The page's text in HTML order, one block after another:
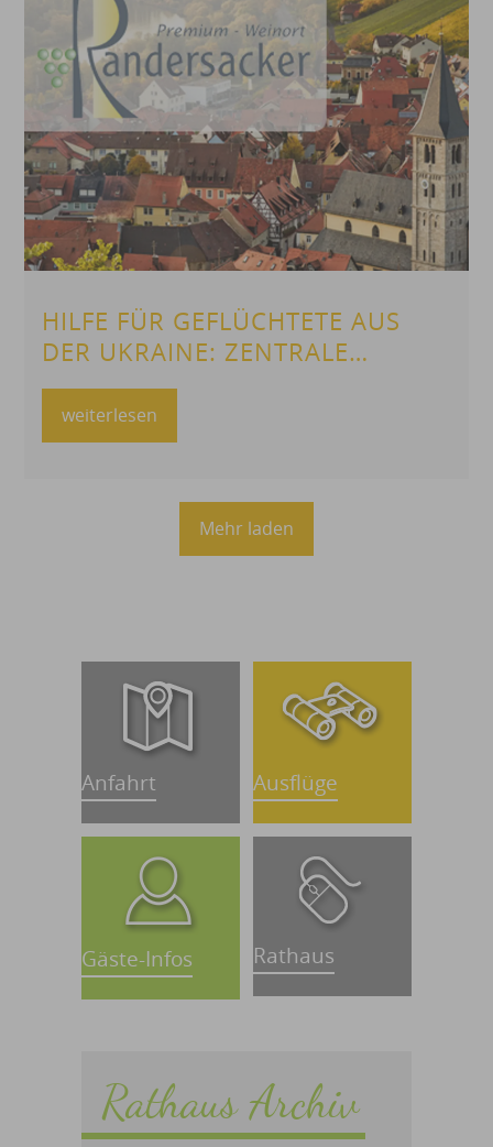
HILFE FÜR GEFLÜCHTETE AUS
DER UKRAINE: ZENTRALE
WOHNRAUM- UND HELFER-
PLATTFORM FÜR DEN
LANDKREIS WÜRZBURG
weiterlesen
Mehr laden
Anfahrt Ausflüge
Gäste-Infos Rathaus
Rathaus Archiv